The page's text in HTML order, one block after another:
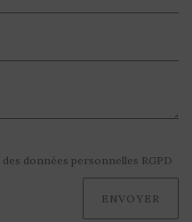
données personnelles RGPD